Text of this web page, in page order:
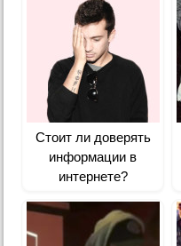
Стоит ли доверять
информации в
интернете?